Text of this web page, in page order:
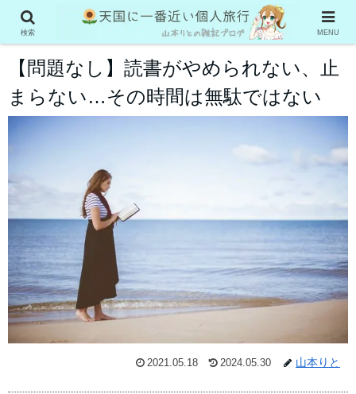
本の虫
【問題なし】読書がやめられない、止
まらない…その時間は無駄ではない
2021.05.18 2024.05.30 山本りと
検索 MENU